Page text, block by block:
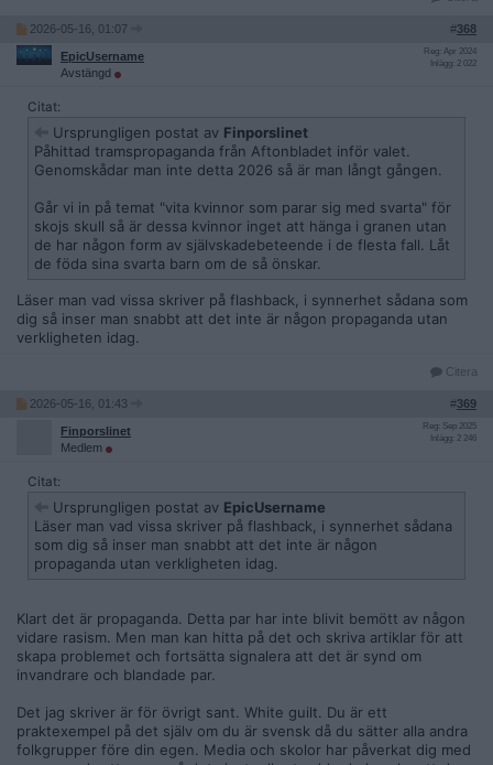
2026-05-16, 01:07 #368
EpicUsername
Avstängd
Reg: Apr 2024
Inlägg: 2 022
Citat:
Ursprungligen postat av Finporslinet
Påhittad tramspropaganda från Aftonbladet inför valet.
Genomskådar man inte detta 2026 så är man långt gången.
Går vi in på temat "vita kvinnor som parar sig med svarta" för
skojs skull så är dessa kvinnor inget att hänga i granen utan
de har någon form av självskadebeteende i de flesta fall. Låt
de föda sina svarta barn om de så önskar.
Läser man vad vissa skriver på flashback, i synnerhet sådana som
dig så inser man snabbt att det inte är någon propaganda utan
verkligheten idag.
Citera
2026-05-16, 01:43 #369
Finporslinet
Medlem
Reg: Sep 2025
Inlägg: 2 246
Citat:
Ursprungligen postat av EpicUsername
Läser man vad vissa skriver på flashback, i synnerhet sådana
som dig så inser man snabbt att det inte är någon
propaganda utan verkligheten idag.
Klart det är propaganda. Detta par har inte blivit bemött av någon
vidare rasism. Men man kan hitta på det och skriva artiklar för att
skapa problemet och fortsätta signalera att det är synd om
invandrare och blandade par.
Det jag skriver är för övrigt sant. White guilt. Du är ett
praktexempel på det själv om du är svensk då du sätter alla andra
folkgrupper före din egen. Media och skolor har påverkat dig med